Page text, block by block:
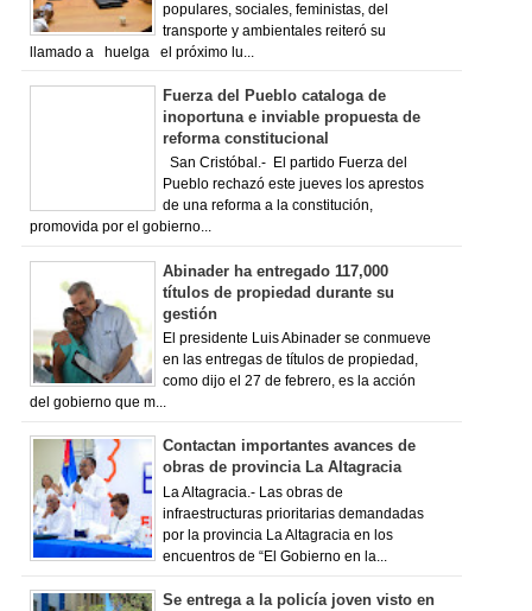
populares, sociales, feministas, del
transporte y ambientales reiteró su
llamado a huelga el próximo lu...
Fuerza del Pueblo cataloga de
inoportuna e inviable propuesta de
reforma constitucional
San Cristóbal.- El partido Fuerza del
Pueblo rechazó este jueves los aprestos
de una reforma a la constitución,
promovida por el gobierno...
Abinader ha entregado 117,000
títulos de propiedad durante su
gestión
El presidente Luis Abinader se conmueve
en las entregas de títulos de propiedad,
como dijo el 27 de febrero, es la acción
del gobierno que m...
Contactan importantes avances de
obras de provincia La Altagracia
La Altagracia.- Las obras de
infraestructuras prioritarias demandadas
por la provincia La Altagracia en los
encuentros de “El Gobierno en la...
Se entrega a la policía joven visto en